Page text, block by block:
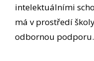
intelektuálními
má v prostředí
odbornou podporu.